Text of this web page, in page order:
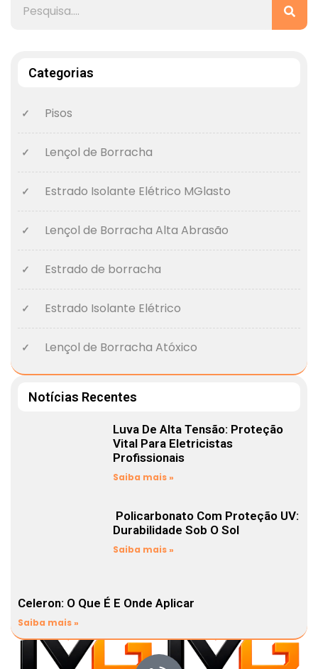
Categorias
Pisos
Lençol de Borracha
Estrado Isolante Elétrico MGlasto
Lençol de Borracha Alta Abrasão
Estrado de borracha
Estrado Isolante Elétrico
Lençol de Borracha Atóxico
Notícias Recentes
Luva De Alta Tensão: Proteção
Vital Para Eletricistas
Profissionais
Saiba mais »
Policarbonato Com Proteção UV:
Durabilidade Sob O Sol
Saiba mais »
Celeron: O Que É E Onde Aplicar
Saiba mais »